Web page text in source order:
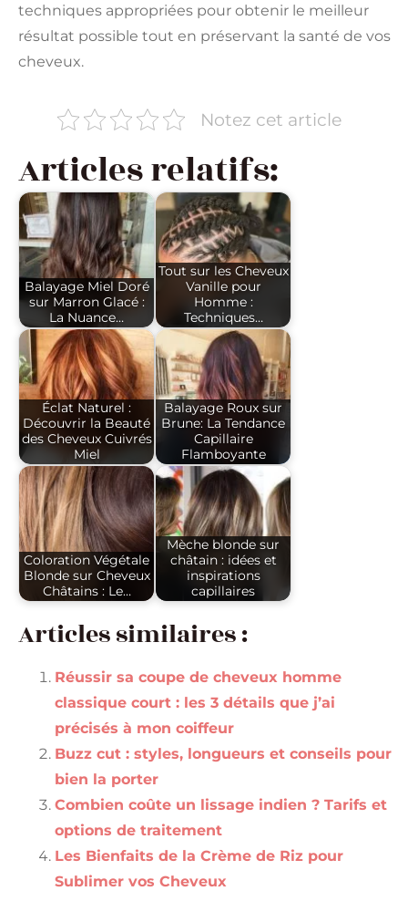
techniques appropriées pour obtenir le meilleur
résultat possible tout en préservant la santé de vos
cheveux.
Notez cet article
Articles relatifs:
Balayage Miel Doré
sur Marron Glacé :
La Nuance…
Tout sur les Cheveux
Vanille pour
Homme :
Techniques…
Éclat Naturel :
Découvrir la Beauté
des Cheveux Cuivrés
Miel
Balayage Roux sur
Brune: La Tendance
Capillaire
Flamboyante
Coloration Végétale
Blonde sur Cheveux
Châtains : Le…
Mèche blonde sur
châtain : idées et
inspirations
capillaires
Articles similaires :
Réussir sa coupe de cheveux homme
classique court : les 3 détails que j’ai
précisés à mon coiffeur
Buzz cut : styles, longueurs et conseils pour
bien la porter
Combien coûte un lissage indien ? Tarifs et
options de traitement
Les Bienfaits de la Crème de Riz pour
Sublimer vos Cheveux